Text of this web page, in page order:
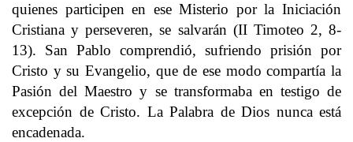
quienes participen en ese Misterio por la Iniciación
Cristiana y perseveren, se salvarán (II Timoteo 2, 8-
13). San Pablo comprendió, sufriendo prisión por
Cristo y su Evangelio, que de ese modo compartía la
Pasión del Maestro y se transformaba en testigo de
excepción de Cristo. La Palabra de Dios nunca está
encadenada.